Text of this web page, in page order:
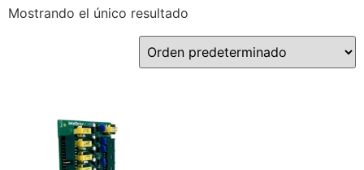
Mostrando el único resultado